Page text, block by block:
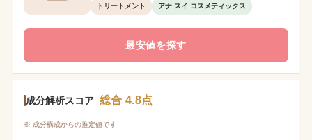
トリートメント アナ スイ コスメティックス
最安値を探す
成分解析スコア 総合 4.8点
※ 成分構成からの推定値です